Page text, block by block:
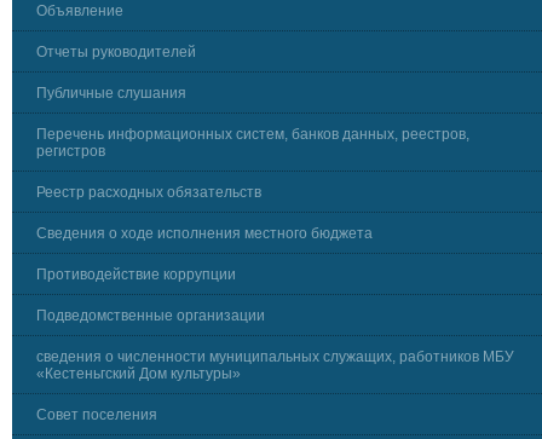
Объявление
Отчеты руководителей
Публичные слушания
Перечень информационных систем, банков данных, реестров,
регистров
Реестр расходных обязательств
Сведения о ходе исполнения местного бюджета
Противодействие коррупции
Подведомственные организации
сведения о численности муниципальных служащих, работников МБУ
«Кестеньгский Дом культуры»
Совет поселения